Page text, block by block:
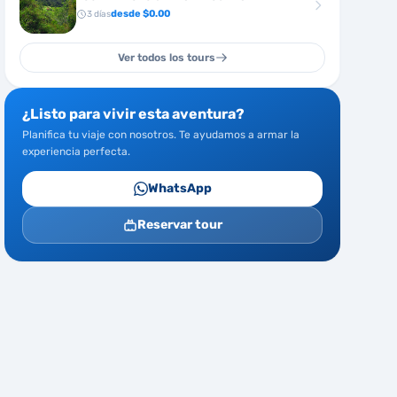
3díasdesde $0.00
Ver todos los tours
¿Listo para vivir esta aventura?
Planifica tu viaje con nosotros. Te ayudamos a armar la
experiencia perfecta.
WhatsApp
Reservar tour